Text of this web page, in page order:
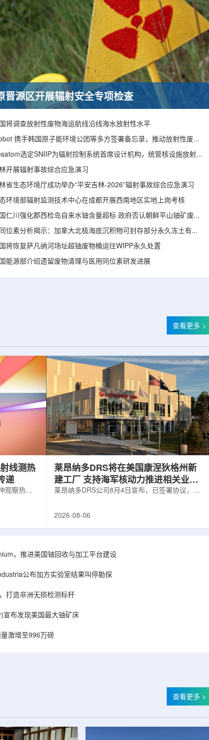
晋源区开展辐射安全专项检查
将调查放射性废物海运航线沿线海水放射性水平
Clobot 携手韩国原子能环境公团等多方签署备忘录，推动放射性废物安全管理多机型机器人示范
Rosatom选定SNIIP为辐射控制系统首席设计机构，统管核设施放射仪表标准化与进口替代保障
开展辐射事故综合应急演习
省生态环境厅成功举办“平安吉林-2026”辐射事故综合应急演习
环境部辐射监测技术中心在成都开展西南地区实地上岗考核
韩国仁川强化郡西检岛自来水铀含量超标 政府否认朝鲜平山铀矿废水影响
碳同位素分析揭示：加拿大北极海底沉积物可封存部分永久冻土有机碳
将恢复萨凡纳河场址超铀废物桶运往WIPP永久处置
能源部介绍遗留废物清理与医用同位素研发进展
查看更多 >
线测热
递
观察热量
过热正成
局限，例
料层中的
微小尺度
莱昂纳多DRS将在美国康涅狄格州新
建工厂 支持海军核动力推进相关业务
增长
莱昂纳多DRS公司8月4日宣布，已签署协议，将
并为公司在核能领域的后续增长提供空间和基础
尔德帕克里奇路120号，占地约14.1087万平方英
尺。工厂建成后，将整合目前分布在康涅狄格州
丹伯里和贝瑟尔三个地点的业务。该设施预计于
2027年初投入使用，若最终设计和租户装修工...
2026-08-06
，推进美国铀回收与加工平台建设
公布加方实验室结果叫停勘探
打造非洲无损检测标杆
宣布发现美国最大铀矿床
激增至996万磅
查看更多 >